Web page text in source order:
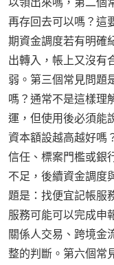
再存回去可以嗎？這
期資金調度若有明確
出轉入，帳上又沒有
弱。第三個常見問題
嗎？通常不是這樣理
運，但使用後必須能
資本額設越高越好嗎
信任、標案門檻或銀
不足，後續資金調度
題是：找便宜記帳服
服務可能可以完成申
關係人交易、跨境金
整的判斷。第六個常